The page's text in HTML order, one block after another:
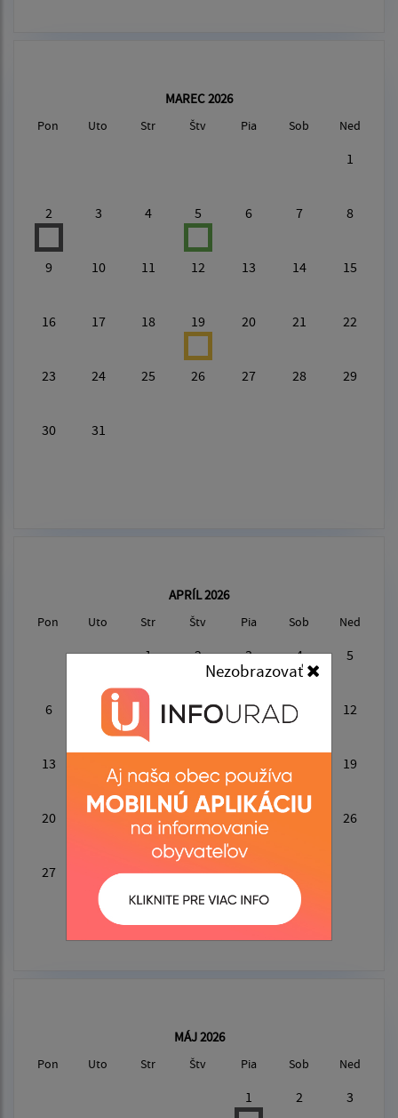
Nezobrazovať
MAREC 2026
Pon Uto Str Štv Pia Sob Ned
1
2 3 4 5 6 7 8
9 10 11 12 13 14 15
16 17 18 19 20 21 22
23 24 25 26 27 28 29
30 31
APRÍL 2026
Pon Uto Str Štv Pia Sob Ned
1 2 3 4 5
6 9 10 11 12
13 19
20 21 22 23 24 25 26
27 29 30
MÁJ 2026
Pon Uto Str Štv Pia Sob Ned
1 2 3